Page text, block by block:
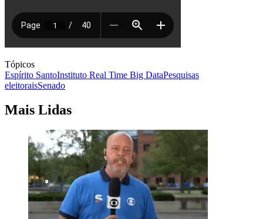
Tópicos
Espírito SantoInstituto Real Time Big DataPesquisas
eleitoraisSenado
Mais Lidas